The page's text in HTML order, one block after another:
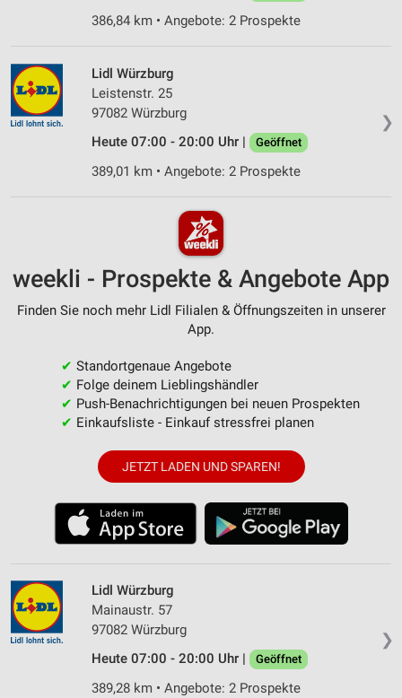
386,84 km • Angebote: 2 Prospekte
❯
Lidl Würzburg
Leistenstr. 25
97082 Würzburg
Heute 07:00 - 20:00 Uhr |
Geöffnet
389,01 km • Angebote: 2 Prospekte
weekli - Prospekte & Angebote App
Finden Sie noch mehr Lidl Filialen & Öffnungszeiten in unserer
App.
✔ Standortgenaue Angebote
✔ Folge deinem Lieblingshändler
✔ Push-Benachrichtigungen bei neuen Prospekten
✔ Einkaufsliste - Einkauf stressfrei planen
JETZT LADEN UND SPAREN!
❯
Lidl Würzburg
Mainaustr. 57
97082 Würzburg
Heute 07:00 - 20:00 Uhr |
Geöffnet
389,28 km • Angebote: 2 Prospekte